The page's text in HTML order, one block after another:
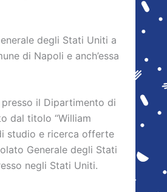
degli Stati Uniti a
di Napoli e anch’essa
il Dipartimento di
dal titolo “William
studio e ricerca offerte
Generale degli Stati
negli Stati Uniti.